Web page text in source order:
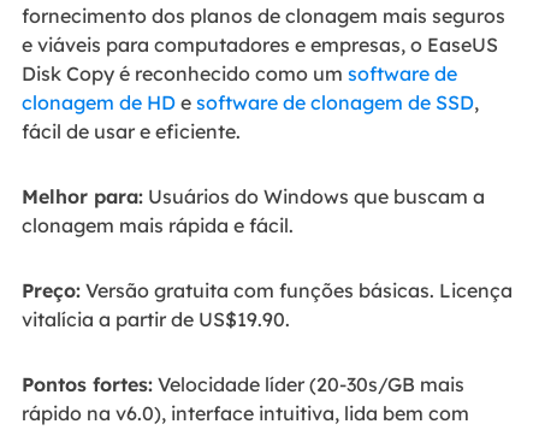
fornecimento dos planos de clonagem mais seguros
e viáveis para computadores e empresas, o EaseUS
Disk Copy é reconhecido como um software de
clonagem de HDe software de clonagem de SSD,
fácil de usar e eficiente.
Melhor para:Usuários do Windows que buscam a
clonagem mais rápida e fácil.
Preço:Versão gratuita com funções básicas. Licença
vitalícia a partir de US$19.90.
Pontos fortes:Velocidade líder (20-30s/GB mais
rápido na v6.0), interface intuitiva, lida bem com